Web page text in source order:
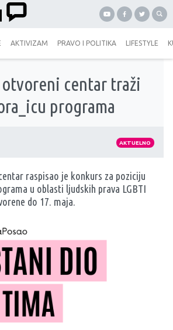
AKTIVIZAM PRAVO I POLITIKA LIFESTYLE
centar traži
programa
AKTUELNO
raspisao je konkurs za poziciju
u oblasti ljudskih prava LGBTI
do 17. maja.